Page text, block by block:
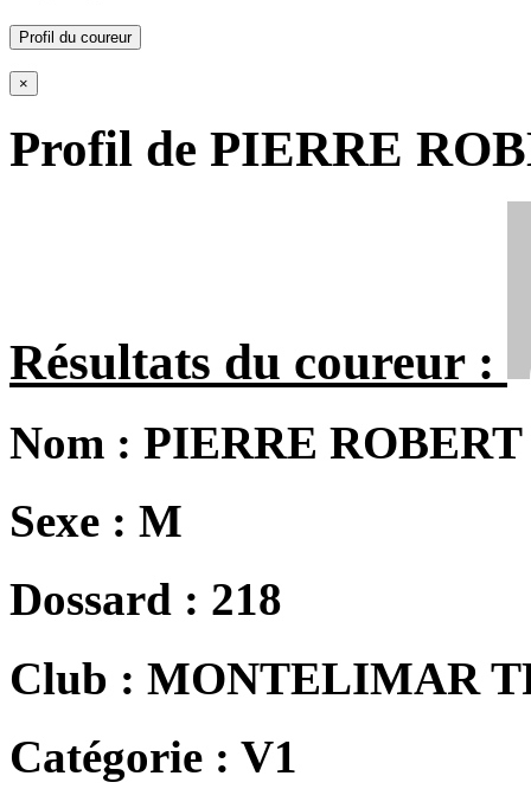
Profil du coureur
×
Profil de PIERRE
Résultats du coureur :
Nom : PIERRE ROBERT
Sexe : M
Dossard : 218
Club : MONTELIMAR
Catégorie : V1